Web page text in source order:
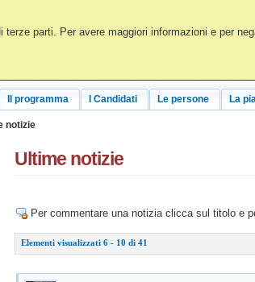
parti. Per avere maggiori informazioni e per
Il programma I Candidati Le persone La
notizie
Ultime notizie
Per commentare una notizia clicca sul titolo e
Elementi visualizzati 6 - 10 di 41